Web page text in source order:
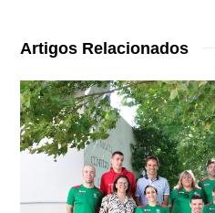
Artigos Relacionados